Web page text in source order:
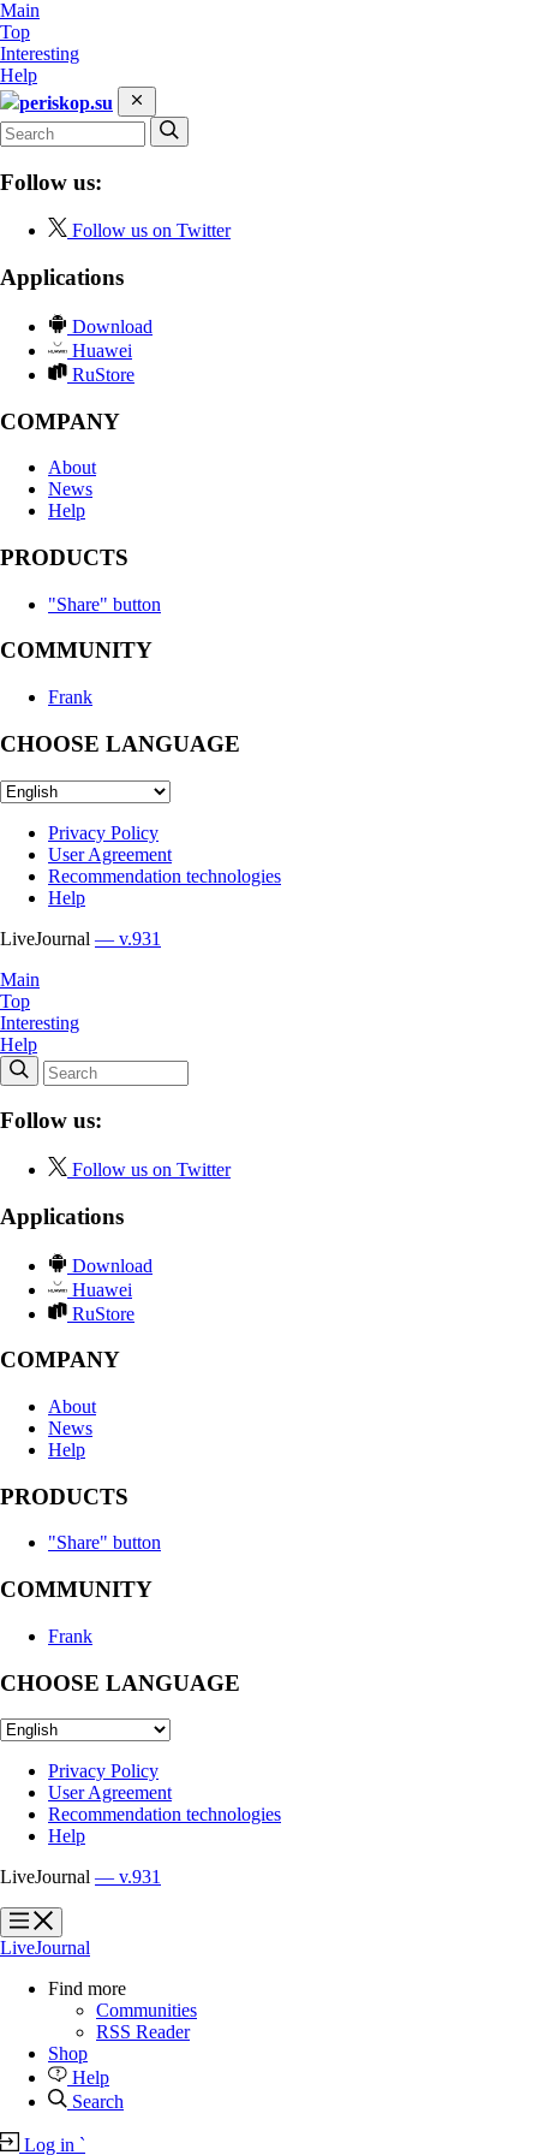
Main
Top
Interesting
Help
periskop.su
Follow us:
Follow us on Twitter
Applications
Download
Huawei
RuStore
COMPANY
About
News
Help
PRODUCTS
"Share" button
COMMUNITY
Frank
CHOOSE LANGUAGE
Privacy Policy
User Agreement
Recommendation technologies
Help
LiveJournal — v.931
Main
Top
Interesting
Help
Follow us:
Follow us on Twitter
Applications
Download
Huawei
RuStore
COMPANY
About
News
Help
PRODUCTS
"Share" button
COMMUNITY
Frank
CHOOSE LANGUAGE
Privacy Policy
User Agreement
Recommendation technologies
Help
LiveJournal — v.931
?
?
LiveJournal
Find more
Communities
RSS Reader
Shop
Help
Search
Log in `